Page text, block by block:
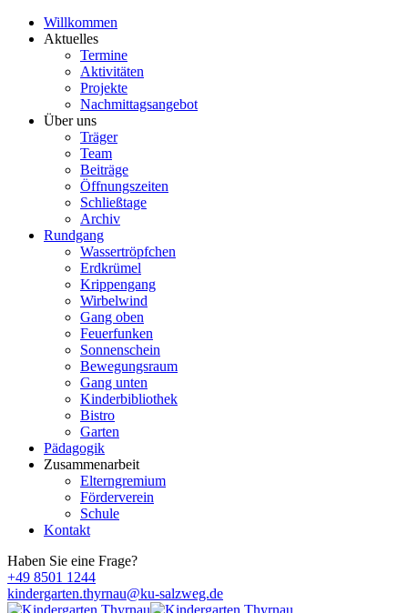
Willkommen
Aktuelles
Termine
Aktivitäten
Projekte
Nachmittagsangebot
Über uns
Träger
Team
Beiträge
Öffnungszeiten
Schließtage
Archiv
Rundgang
Wassertröpfchen
Erdkrümel
Krippengang
Wirbelwind
Gang oben
Feuerfunken
Sonnenschein
Bewegungsraum
Gang unten
Kinderbibliothek
Bistro
Garten
Pädagogik
Zusammenarbeit
Elterngremium
Förderverein
Schule
Kontakt
Haben Sie eine Frage?
+49 8501 1244
kindergarten.thyrnau@ku-salzweg.de